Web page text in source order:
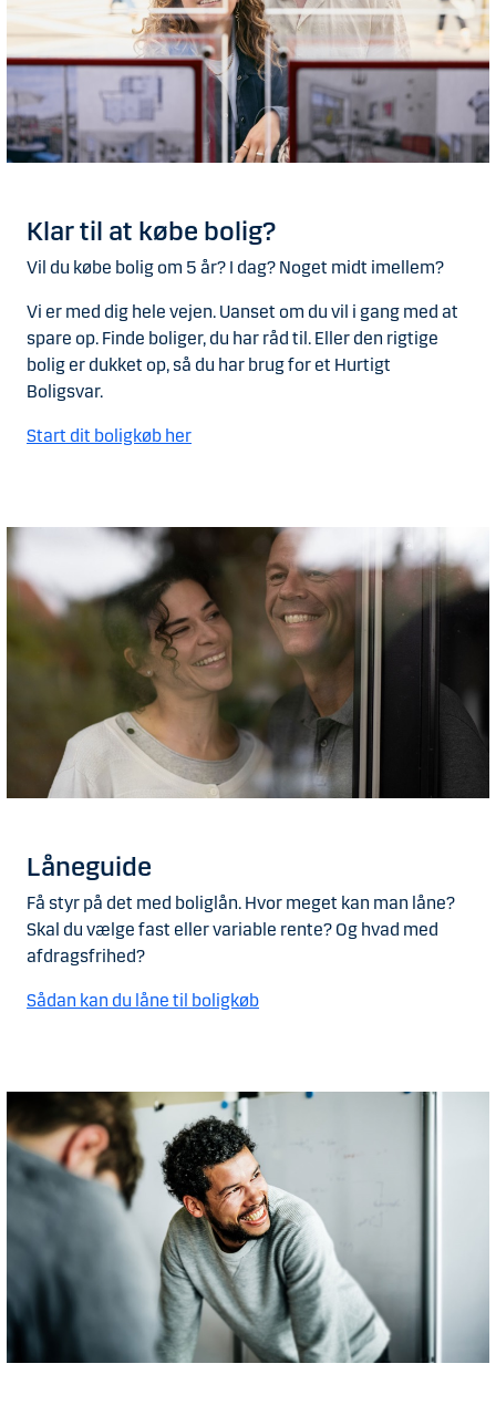
Klar til at købe bolig?
Vil du købe bolig om 5 år? I dag? Noget midt imellem?
Vi er med dig hele vejen. Uanset om du vil i gang med at
spare op. Finde boliger, du har råd til. Eller den rigtige
bolig er dukket op, så du har brug for et Hurtigt
Boligsvar.
Start dit boligkøb her
Låneguide
Få styr på det med boliglån. Hvor meget kan man låne?
Skal du vælge fast eller variable rente? Og hvad med
afdragsfrihed?
Sådan kan du låne til boligkøb